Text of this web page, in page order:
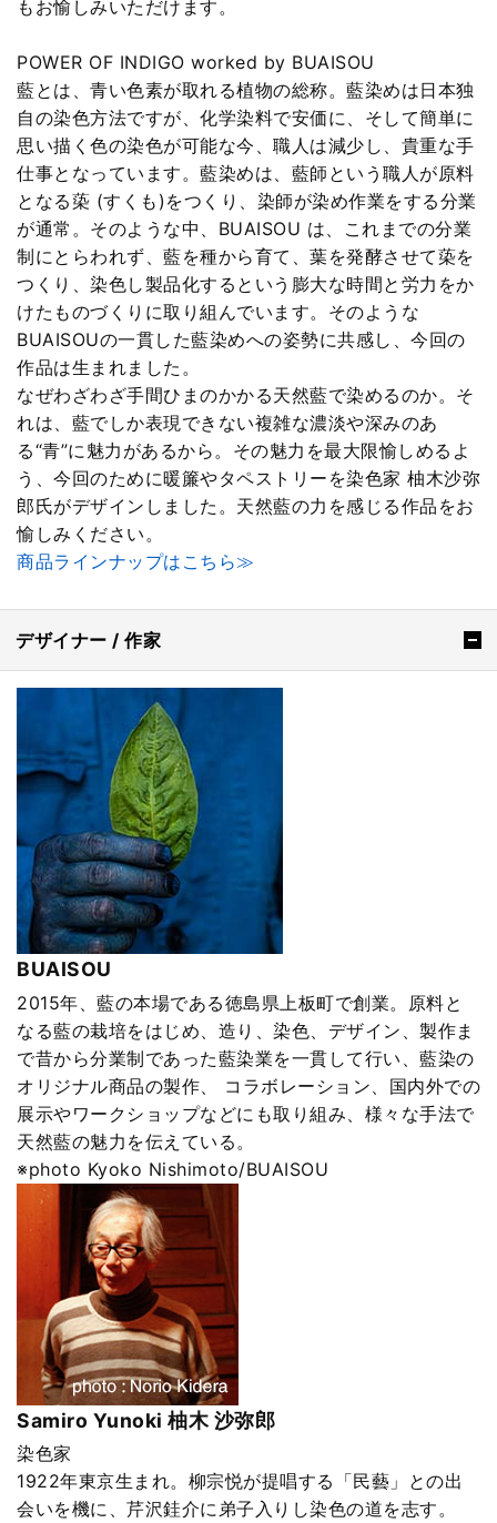
もお愉しみいただけます。
POWER OF INDIGO worked by BUAISOU
藍とは、青い色素が取れる植物の総称。藍染めは日本独
自の染色方法ですが、化学染料で安価に、そして簡単に
思い描く色の染色が可能な今、職人は減少し、貴重な手
仕事となっています。藍染めは、藍師という職人が原料
となる蒅 (すくも)をつくり、染師が染め作業をする分業
が通常。そのような中、BUAISOU は、これまでの分業
制にとらわれず、藍を種から育て、葉を発酵させて蒅を
つくり、染色し製品化するという膨大な時間と労力をか
けたものづくりに取り組んでいます。そのような
BUAISOUの一貫した藍染めへの姿勢に共感し、今回の
作品は生まれました。
なぜわざわざ手間ひまのかかる天然藍で染めるのか。そ
れは、藍でしか表現できない複雑な濃淡や深みのあ
る“青”に魅力があるから。その魅力を最大限愉しめるよ
う、今回のために暖簾やタペストリーを染色家 柚木沙弥
郎氏がデザインしました。天然藍の力を感じる作品をお
愉しみください。
商品ラインナップはこちら≫
デザイナー / 作家
BUAISOU
2015年、藍の本場である徳島県上板町で創業。原料と
なる藍の栽培をはじめ、造り、染色、デザイン、製作ま
で昔から分業制であった藍染業を一貫して行い、藍染の
オリジナル商品の製作、 コラボレーション、国内外での
展示やワークショップなどにも取り組み、様々な手法で
天然藍の魅力を伝えている。
※photo Kyoko Nishimoto/BUAISOU
Samiro Yunoki 柚木 沙弥郎
染色家
1922年東京生まれ。柳宗悦が提唱する「民藝」との出
会いを機に、芹沢銈介に弟子入りし染色の道を志す。